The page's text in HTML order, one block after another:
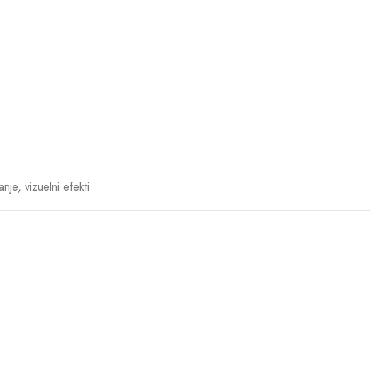
vizuelni efekti